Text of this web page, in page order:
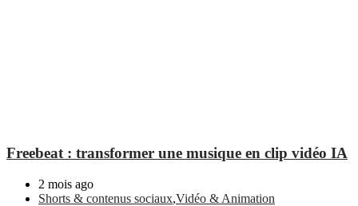
Freebeat : transformer une musique en clip vidéo IA
2 mois ago
Shorts & contenus sociaux,Vidéo & Animation